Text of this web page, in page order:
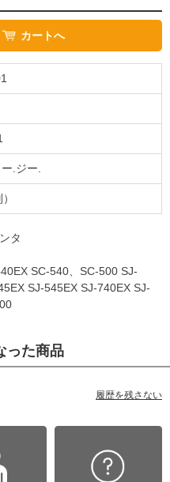
カートへ
.ジー.
タ
SC-540、SC-500 SJ-
SJ-545EX SJ-740EX SJ-
った商品
履歴を残さない